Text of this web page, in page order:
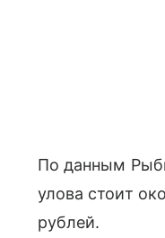
По данным
улова стоит
рублей.